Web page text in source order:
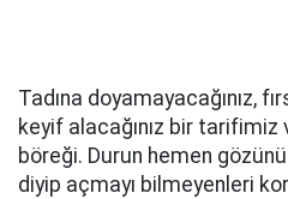
Tadına doyamayacağınız,
keyif alacağınız bir tarifimiz
böreği. Durun hemen
diyip açmayı bilmeyenleri